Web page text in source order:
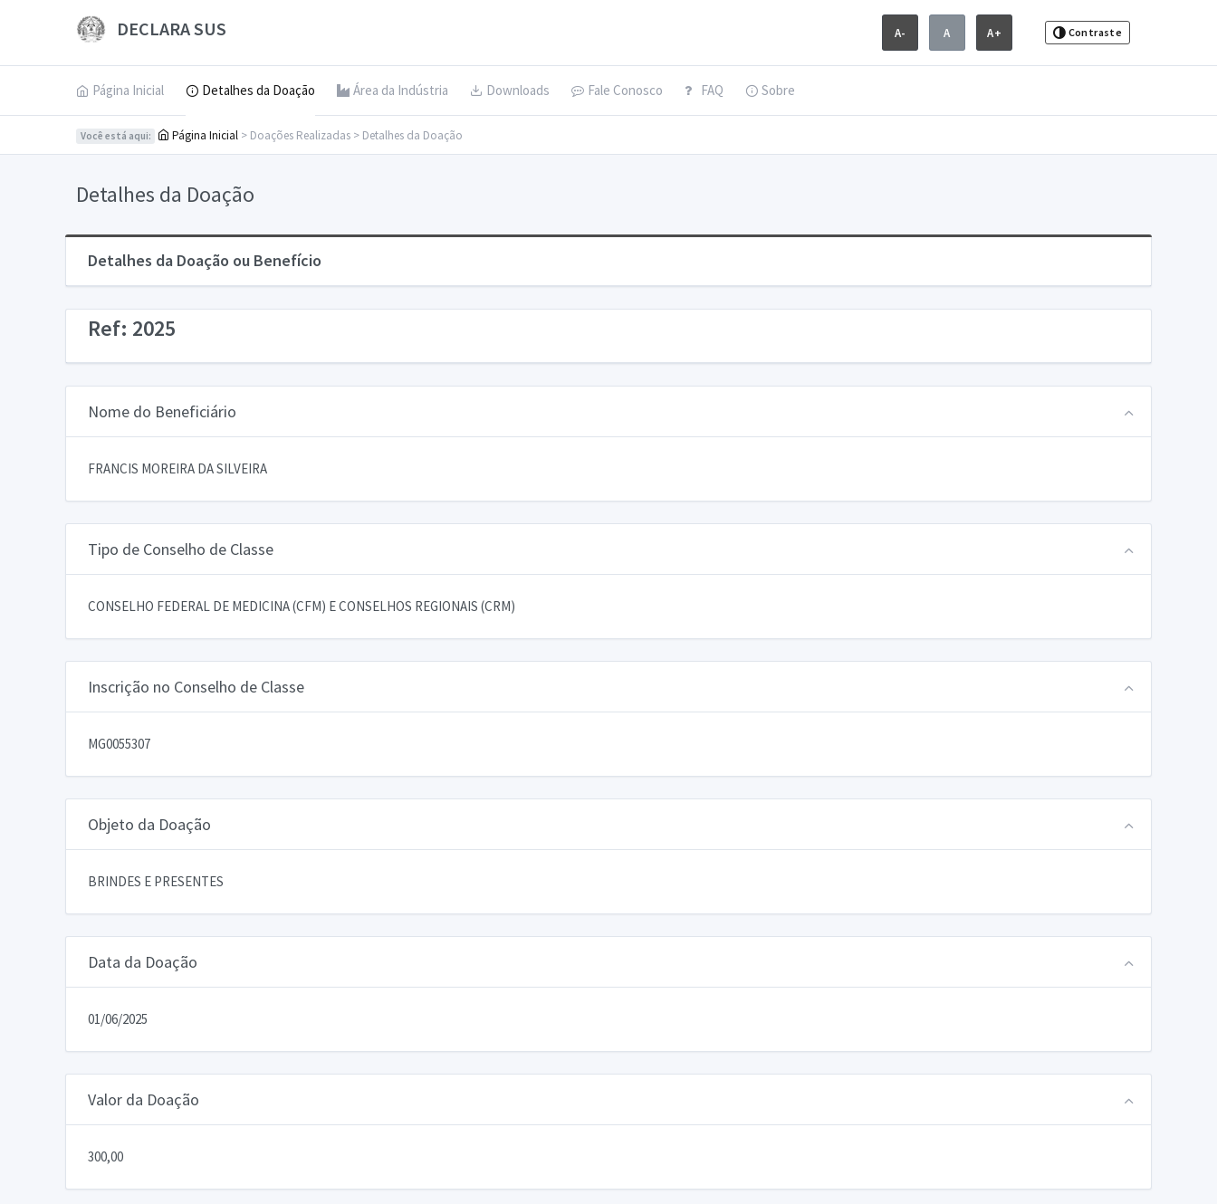
DECLARA SUS A- A A+ Contraste
Página Inicial Detalhes da Doação Área da Indústria Downloads Fale Conosco FAQ Sobre
Você está aqui: Página Inicial > Doações Realizadas > Detalhes da Doação
Detalhes da Doação
Detalhes da Doação ou Benefício
Ref: 2025
Nome do Beneficiário
FRANCIS MOREIRA DA SILVEIRA
Tipo de Conselho de Classe
CONSELHO FEDERAL DE MEDICINA (CFM) E CONSELHOS REGIONAIS (CRM)
Inscrição no Conselho de Classe
MG0055307
Objeto da Doação
BRINDES E PRESENTES
Data da Doação
01/06/2025
Valor da Doação
300,00